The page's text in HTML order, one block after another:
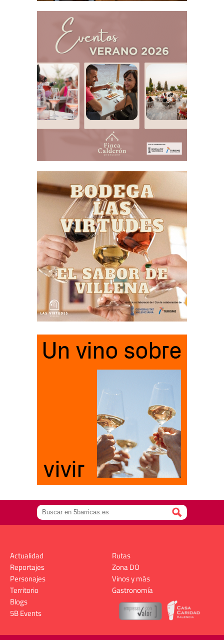
Actualidad
Reportajes
Personajes
Territorio
Rutas
Zona DO
Vinos y más
Gastronomía
Blogs
5B Events